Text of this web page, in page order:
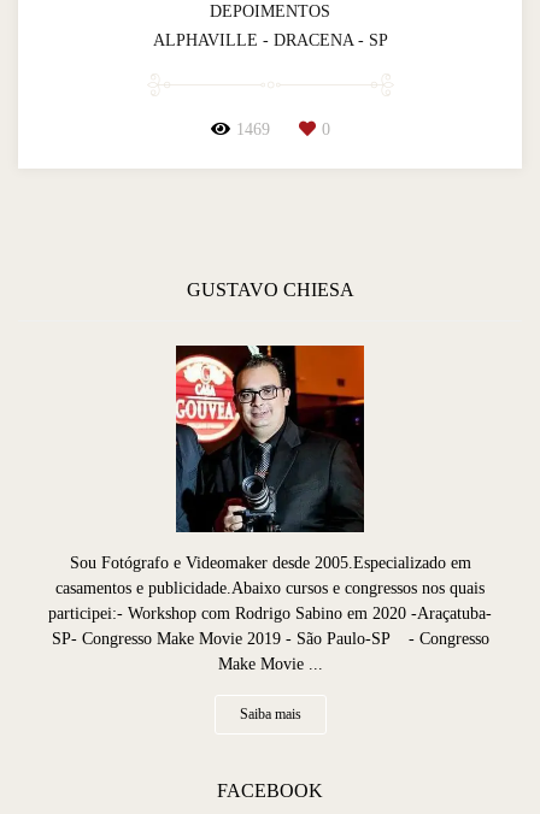
DEPOIMENTOS
ALPHAVILLE - DRACENA - SP
1469 0
GUSTAVO CHIESA
Sou Fotógrafo e Videomaker desde 2005.Especializado em
casamentos e publicidade.Abaixo cursos e congressos nos quais
participei:- Workshop com Rodrigo Sabino em 2020 -Araçatuba-
SP- Congresso Make Movie 2019 - São Paulo-SP - Congresso
Make Movie ...
Saiba mais
FACEBOOK